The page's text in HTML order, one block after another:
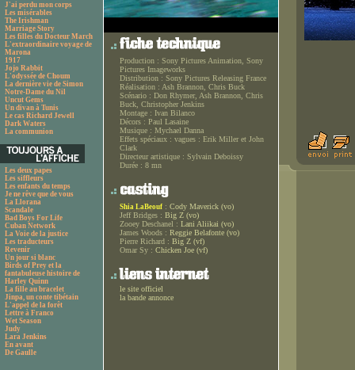
J'ai perdu mon corps
Les misérables
The Irishman
Marriage Story
Les filles du Docteur March
L'extraordinaire voyage de
Marona
1917
Jojo Rabbit
L'odyssée de Choum
La dernière vie de Simon
Notre-Dame du Nil
Uncut Gems
Un divan à Tunis
Le cas Richard Jewell
Dark Waters
La communion
Les deux papes
Les siffleurs
Les enfants du temps
Je ne rêve que de vous
La Llorana
Scandale
Bad Boys For Life
Cuban Network
La Voie de la justice
Les traducteurs
Revenir
Un jour si blanc
Birds of Prey et la
fantabuleuse histoire de
Harley Quinn
La fille au bracelet
Jinpa, un conte tibétain
L'appel de la forêt
Lettre à Franco
Wet Season
Judy
Lara Jenkins
En avant
De Gaulle
Production : Sony Pictures Animation, Sony
Pictures Imageworks
Distribution : Sony Pictures Releasing France
Réalisation : Ash Brannon, Chris Buck
Scénario : Don Rhymer, Ash Brannon, Chris
Buck, Christopher Jenkins
Montage : Ivan Bilanco
Décors : Paul Lasaine
Musique : Mychael Danna
Effets spéciaux : vagues : Erik Miller et John
Clark
Directeur artistique : Sylvain Deboissy
Durée : 8 mn
Shia LaBeouf : Cody Maverick (vo)
Jeff Bridges : Big Z (vo)
Zooey Deschanel : Lani Aliikai (vo)
James Woods : Reggie Belafonte (vo)
Pierre Richard : Big Z (vf)
Omar Sy : Chicken Joe (vf)
le site officiel
la bande annonce